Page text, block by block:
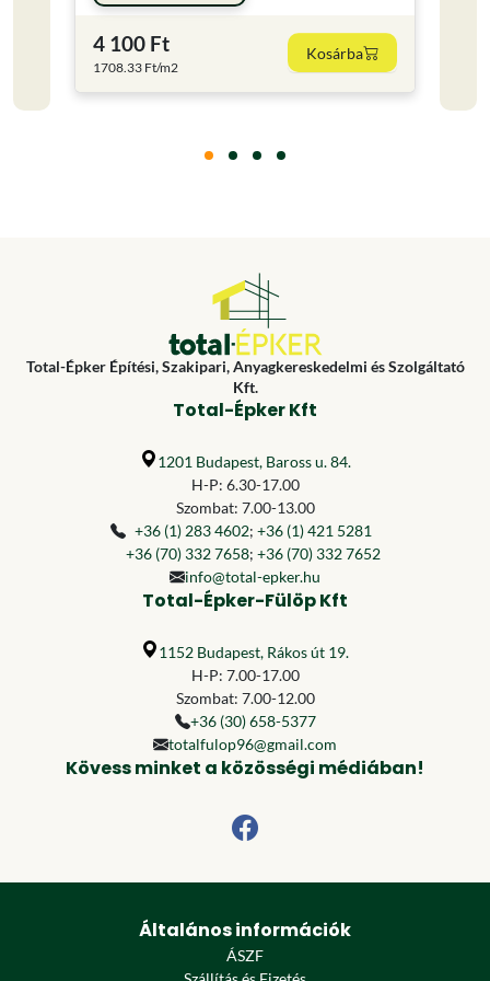
4 100 Ft
1708.33 Ft/m2
Kosárba
Total-Épker Építési, Szakipari, Anyagkereskedelmi és Szolgáltató
Kft.
Total-Épker Kft
1201 Budapest, Baross u. 84.
H-P: 6.30-17.00
Szombat: 7.00-13.00
+36 (1) 283 4602; +36 (1) 421 5281
+36 (70) 332 7658; +36 (70) 332 7652
info@total-epker.hu
Total-Épker-Fülöp Kft
1152 Budapest, Rákos út 19.
H-P: 7.00-17.00
Szombat: 7.00-12.00
+36 (30) 658-5377
totalfulop96@gmail.com
Kövess minket a közösségi médiában!
Általános információk
ÁSZF